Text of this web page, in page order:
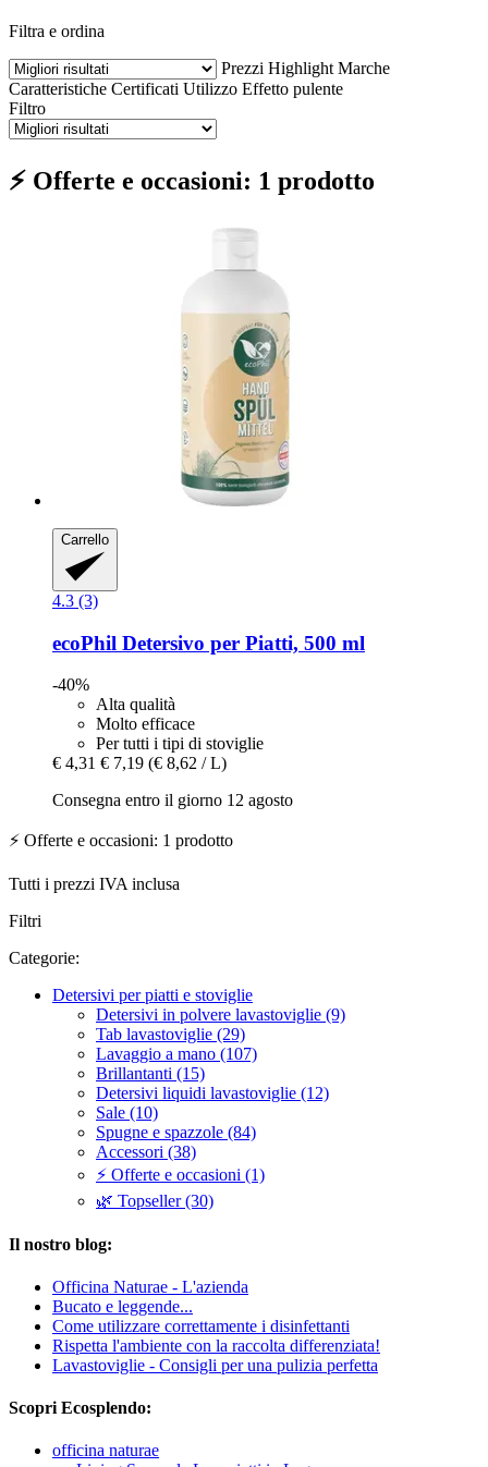
Filtra e ordina
Prezzi Highlight Marche
Caratteristiche Certificati Utilizzo Effetto pulente
Filtro
⚡ Offerte e occasioni: 1 prodotto
Carrello
4.3 (3)
ecoPhil Detersivo per Piatti, 500 ml
-40%
Alta qualità
Molto efficace
Per tutti i tipi di stoviglie
€ 4,31 € 7,19 (€ 8,62 / L)
Consegna entro il giorno 12 agosto
⚡ Offerte e occasioni: 1 prodotto
Tutti i prezzi IVA inclusa
Filtri
Categorie:
Detersivi per piatti e stoviglie
Detersivi in polvere lavastoviglie (9)
Tab lavastoviglie (29)
Lavaggio a mano (107)
Brillantanti (15)
Detersivi liquidi lavastoviglie (12)
Sale (10)
Spugne e spazzole (84)
Accessori (38)
⚡ Offerte e occasioni (1)
🌿 Topseller (30)
Il nostro blog:
Officina Naturae - L'azienda
Bucato e leggende...
Come utilizzare correttamente i disinfettanti
Rispetta l'ambiente con la raccolta differenziata!
Lavastoviglie - Consigli per una pulizia perfetta
Scopri Ecosplendo:
officina naturae